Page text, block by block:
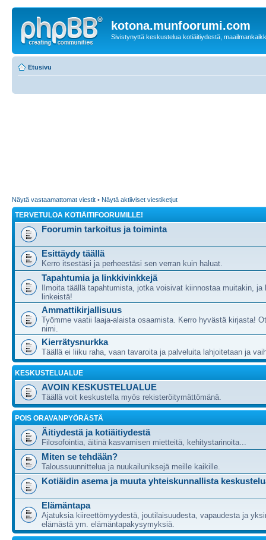
kotona.munfoorumi.com
Sivistynyttä keskustelua kotiäitiydestä,
Etusivu
Näytä vastaamattomat viestit • Näytä aktiiviset viestiketjut
TERVETULOA KOTIÄITIFOORUMILLE!
Foorumin tarkoitus ja toiminta
Esittäydy täällä
Kerro itsestäsi ja perheestäsi sen verran kuin haluat.
Tapahtumia ja linkkivinkkejä
Ilmoita täällä tapahtumista, jotka voisivat kiinnostaa muitakin, ja
linkeistä!
Ammattikirjallisuus
Työmme vaatii laaja-alaista osaamista. Kerro hyvästä kirjasta!
nimi.
Kierrätysnurkka
Täällä ei liiku raha, vaan tavaroita ja palveluita lahjoitetaan ja
KESKUSTELUALUE
AVOIN KESKUSTELUALUE
Täällä voit keskustella myös rekisteröitymättömänä.
POIS ORAVANPYÖRÄSTÄ
Äitiydestä ja kotiäitiydestä
Filosofointia, äitinä kasvamisen mietteitä, kehitystarinoita...
Miten se tehdään?
Taloussuunnittelua ja nuukailuniksejä meille kaikille.
Kotiäidin asema ja muuta yhteiskunnallista
Elämäntapa
Ajatuksia kiireettömyydestä, joutilaisuudesta, vapaudesta ja
elämästä ym. elämäntapakysymyksiä.